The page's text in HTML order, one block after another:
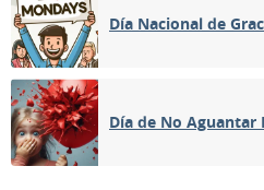
Día Nacional de
Día de No Aguantar